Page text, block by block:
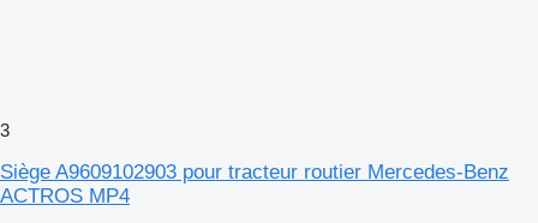
3
Siège A9609102903 pour tracteur routier Mercedes-Benz
ACTROS MP4